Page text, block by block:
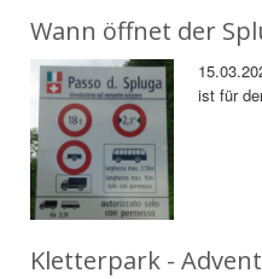
Wann öffnet der
ist für
Kletterpark -